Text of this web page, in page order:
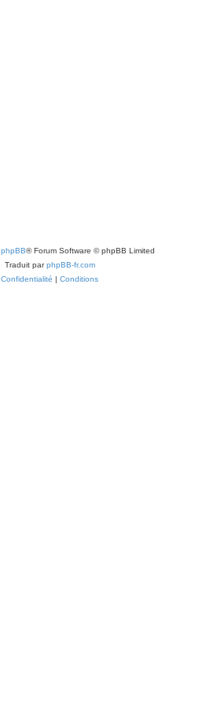
phpBB® Forum Software © phpBB Limited
Traduit parphpBB-fr.com
Confidentialité | Conditions